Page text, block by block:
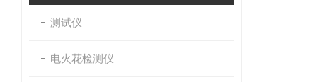
测试仪
电火花检测仪